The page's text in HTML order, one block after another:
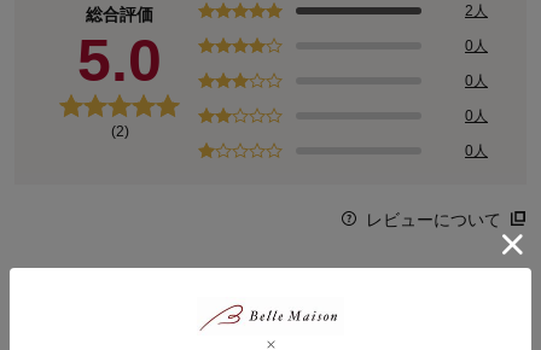
総合評価
5.0
(2)
2人
0人
0人
0人
0人
レビューについて
現在販売していない色・サイズ等への商品レビューも含まれます。